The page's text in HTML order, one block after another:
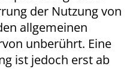
der Nutzung von
allgemeinen
unberührt. Eine
ist jedoch erst ab